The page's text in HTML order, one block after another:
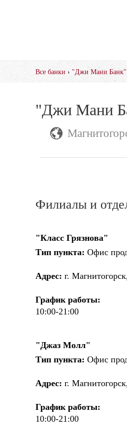
Все банки › "Джи Мани Банк"
"Джи Мани
Филиалы и
"Класс Грязнова"
Тип пункта: Офис
Адрес: г.
График работы:
10:00-21:00
"Джаз Молл"
Тип пункта: Офис
Адрес: г.
График работы:
10:00-21:00